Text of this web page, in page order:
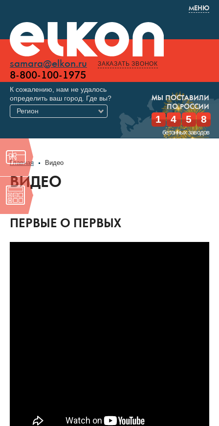
МЕНЮ
samara@elkon.ru
8-800-100-1975
ЗАКАЗАТЬ ЗВОНОК
МЫ ПОСТАВИЛИ
ПО РОССИИ
1 4 5 8
бетонных заводов
К сожалению, нам не удалось
определить ваш город. Где вы?
Регион
Главная Видео
ВИДЕО
ПЕРВЫЕ О ПЕРВЫХ